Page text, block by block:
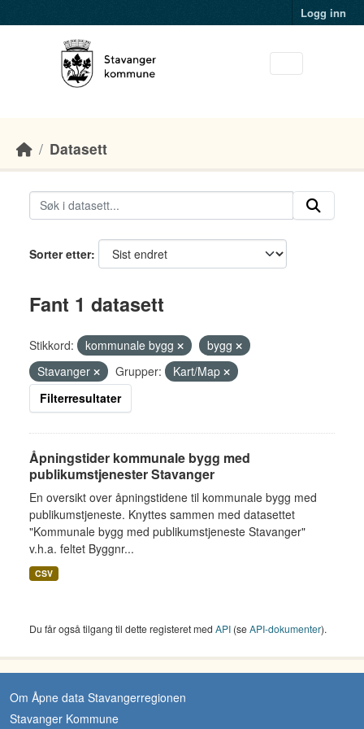
Logg inn
Datasett
Sorter etter
Fant 1 datasett
Stikkord: kommunale bygg
bygg
Stavanger
Grupper:
Kart/Map
Filterresultater
Åpningstider kommunale bygg med
publikumstjenester Stavanger
En oversikt over åpningstidene til kommunale bygg med
publikumstjeneste. Knyttes sammen med datasettet
"Kommunale bygg med publikumstjeneste Stavanger"
v.h.a. feltet Byggnr...
CSV
Du får også tilgang til dette registeret med API (seAPI-dokumenter).
Om Åpne data Stavangerregionen
Stavanger Kommune